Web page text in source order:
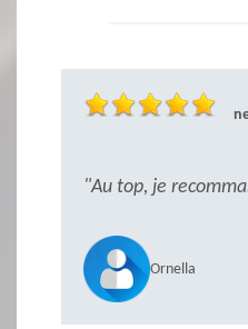
"Au top, je
Ornella